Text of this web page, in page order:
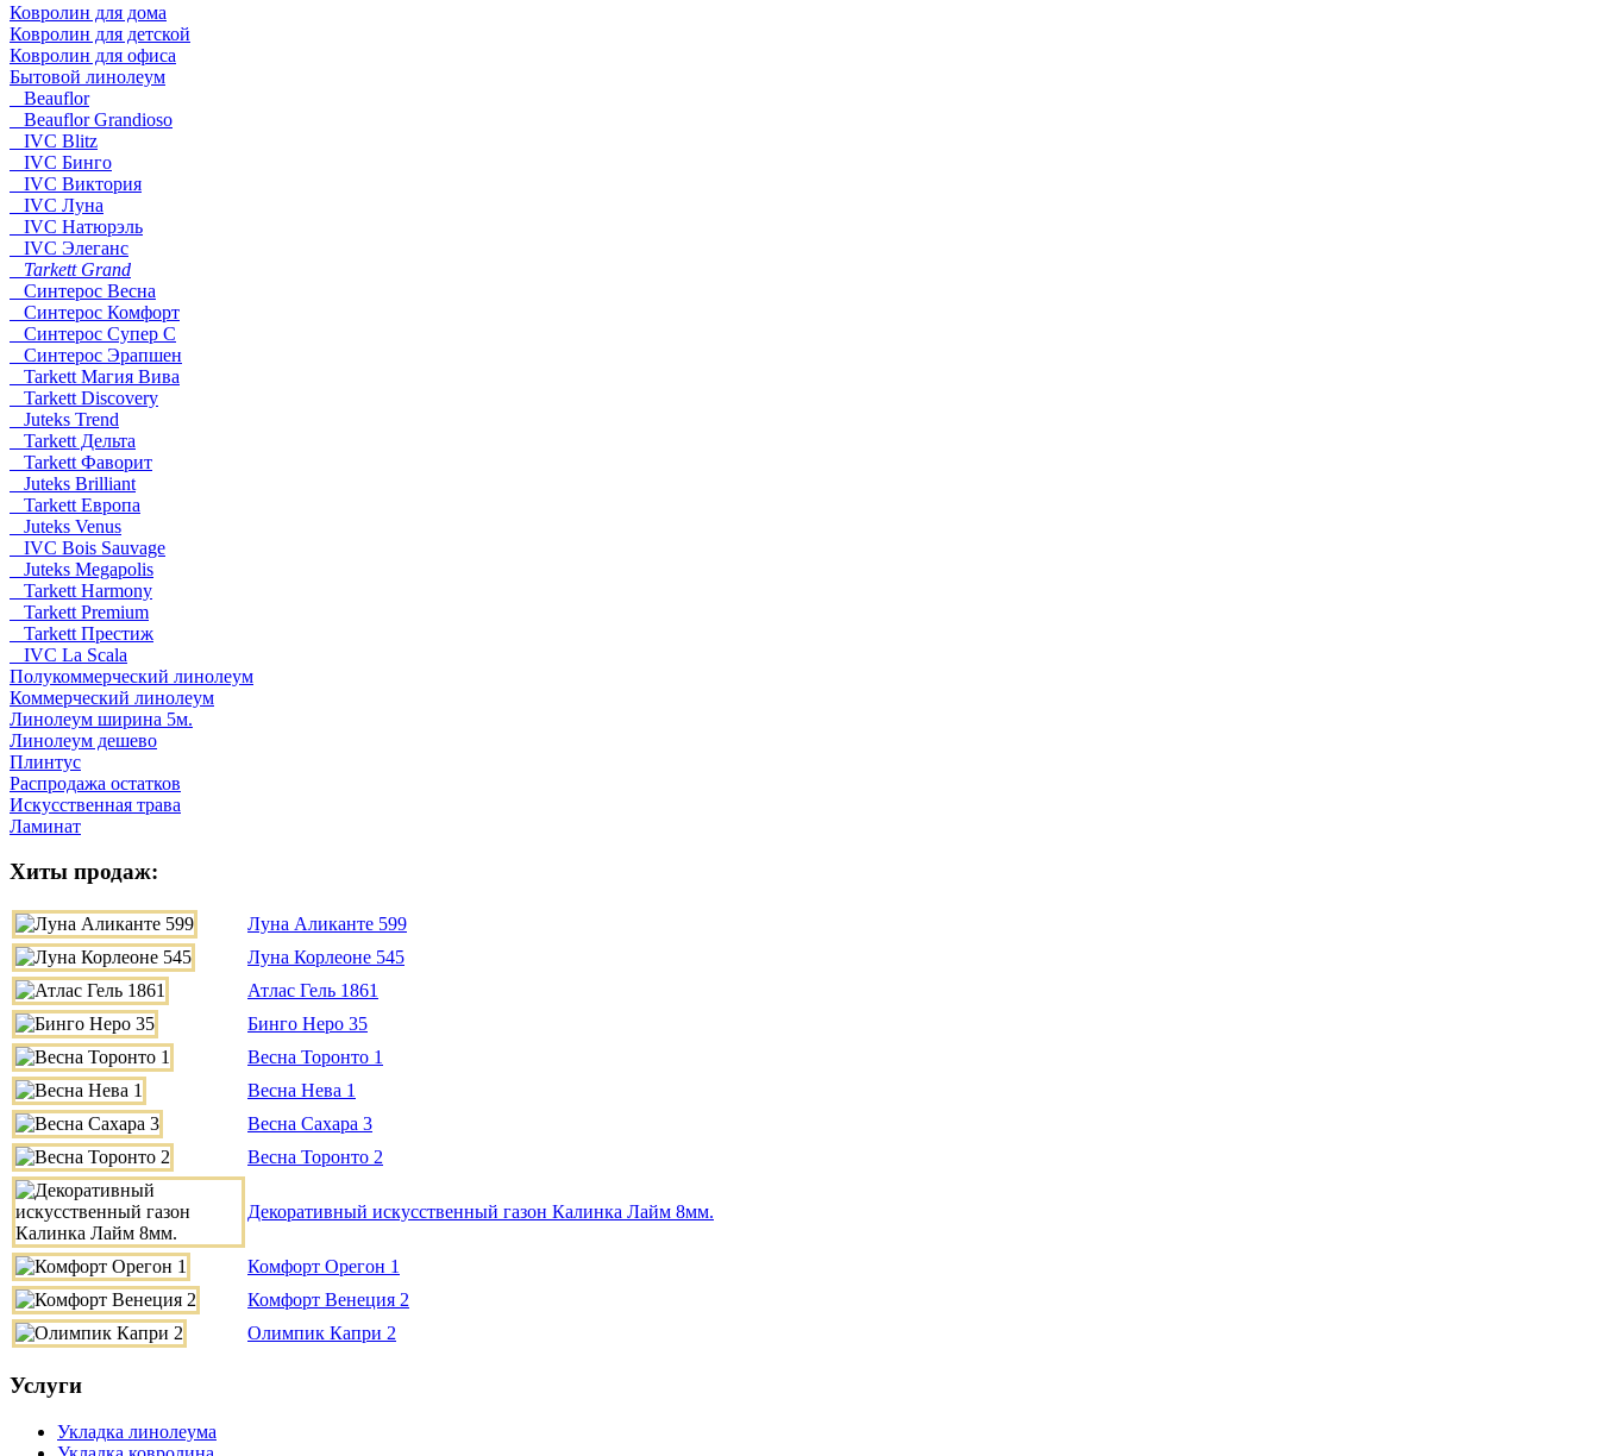
Ковролин для дома
Ковролин для детской
Ковролин для офиса
Бытовой линолеум
Beauflor
Beauflor Grandioso
IVC Blitz
IVC Бинго
IVC Виктория
IVC Луна
IVC Натюрэль
IVC Элеганс
Tarkett Grand
Синтерос Весна
Синтерос Комфорт
Синтерос Супер С
Синтерос Эрапшен
Tarkett Магия Вива
Tarkett Discovery
Juteks Trend
Tarkett Дельта
Tarkett Фаворит
Juteks Brilliant
Tarkett Европа
Juteks Venus
IVC Bois Sauvage
Juteks Megapolis
Tarkett Harmony
Tarkett Premium
Tarkett Престиж
IVC La Scala
Полукоммерческий линолеум
Коммерческий линолеум
Линолеум ширина 5м.
Линолеум дешево
Плинтус
Распродажа остатков
Искусственная трава
Ламинат
Хиты продаж:
Луна Аликанте 599
Луна Корлеоне 545
Атлас Гель 1861
Бинго Неро 35
Весна Торонто 1
Весна Нева 1
Весна Сахара 3
Весна Торонто 2
Декоративный искусственный газон Калинка Лайм 8мм.
Комфорт Орегон 1
Комфорт Венеция 2
Олимпик Капри 2
Услуги
Укладка линолеума